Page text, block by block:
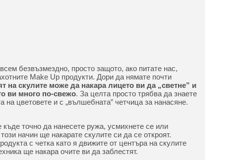
безвъзмездно, просто защото, ако питате нас,
Make Up продукти. Дори да нямате почти
на скулите може да накара лицето ви да „светне” и
ви много по-свежо. За целта просто трябва да знаете
на цветовете и с „вълшебната” четчица за нанасяне.
къде точно да нанесете ружа, усмихнете се или
начин ще накарате скулите си да се откроят.
с четка като я движите от центъра на скулите
ще накара очите ви да заблестят.